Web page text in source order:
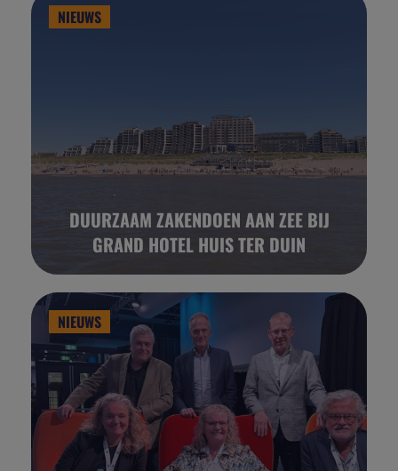
NIEUWS
DUURZAAM ZAKENDOEN AAN ZEE BIJ
GRAND HOTEL HUIS TER DUIN
NIEUWS